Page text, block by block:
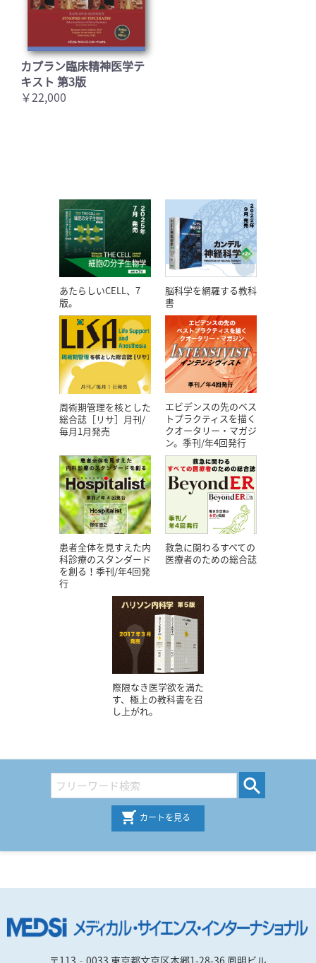
カプラン臨床精神医学テ
キスト 第3版
￥22,000
あたらしいCELL、7
版。
脳科学を網羅する教科
書
周術期管理を核とした
総合誌［リサ］月刊/
毎月1月発売
エビデンスの先のベス
トプラクティスを描く
クオータリー・マガジ
ン。季刊/年4回発行
患者全体を見すえた内
科診療のスタンダード
を創る！季刊/年4回発
行
救急に関わるすべての
医療者のための総合誌
際限なき医学欲を満た
す、極上の教科書を召
し上がれ。
カートを見る
〒113‐0033 東京都文京区本郷1-28-36 鳳明ビル